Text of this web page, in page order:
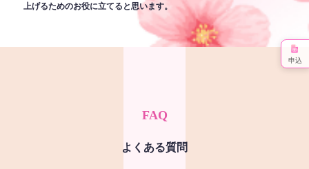
上げるためのお役に立てると思います。
FAQ
よくある質問
申込